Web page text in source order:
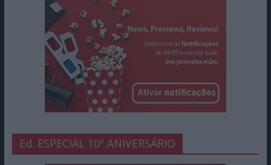
Ed. ESPECIAL 10º ANIVERSÁRIO